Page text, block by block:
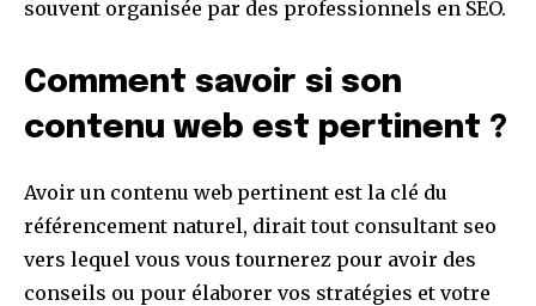
souvent organisée par des professionnels en SEO.
Comment savoir si son
contenu web est pertinent ?
Avoir un contenu web pertinent est la clé du
référencement naturel, dirait tout consultant seo
vers lequel vous vous tournerez pour avoir des
conseils ou pour élaborer vos stratégies et votre